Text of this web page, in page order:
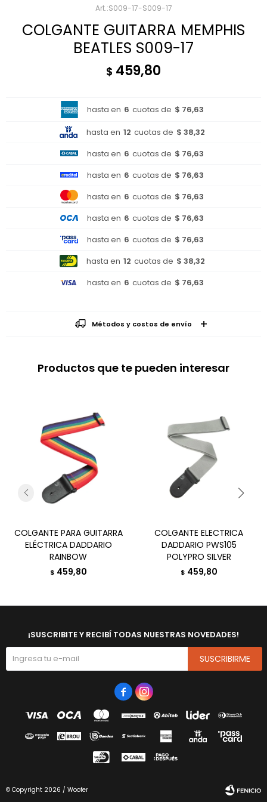
S009-17-S009-17
COLGANTE GUITARRA MEMPHIS
BEATLES S009-17
$ 459,80
hasta en 6 cuotas de $ 76,63
hasta en 12 cuotas de $ 38,32
hasta en 6 cuotas de $ 76,63
hasta en 6 cuotas de $ 76,63
hasta en 6 cuotas de $ 76,63
hasta en 6 cuotas de $ 76,63
hasta en 6 cuotas de $ 76,63
hasta en 12 cuotas de $ 38,32
hasta en 6 cuotas de $ 76,63
Métodos y costos de envío
Productos que te pueden interesar
COLGANTE PARA GUITARRA
ELÉCTRICA DADDARIO
RAINBOW
$ 459,80
COLGANTE ELECTRICA
DADDARIO PWS105
POLYPRO SILVER
$ 459,80
¡SUSCRIBITE Y RECIBÍ TODAS NUESTRAS NOVEDADES!
SUSCRIBIRME
 
© Copyright 2026 / Woofer